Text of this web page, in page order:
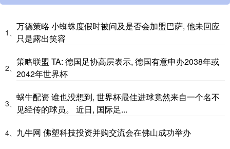
1、
万德策略 小蜘蛛度假时被问及是否会加盟巴萨, 他未回应
只是露出笑容
2、
策略联盟 TA: 德国足协高层表示, 德国有意申办2038年或
2042年世界杯
3、
蜗牛配资 谁也没想到, 世界杯最佳进球竟然来自一个名不
见经传的球员。 近日, 国际足...
4、 九牛网 佛塑科技投资并购交流会在佛山成功举办